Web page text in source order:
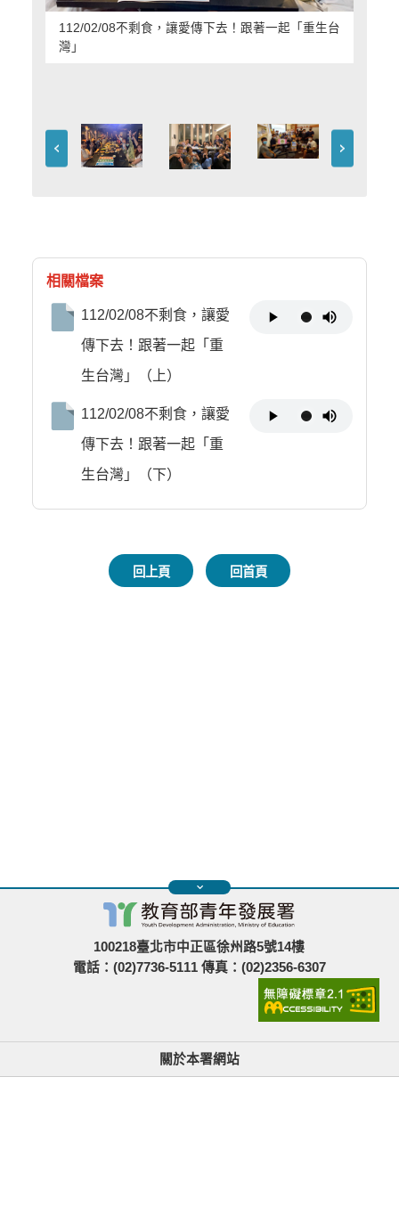
112/02/08不剩食，讓愛傳下去！跟著一起「重生台
灣」
相關檔案
112/02/08不剩食，讓愛
傳下去！跟著一起「重
生台灣」（上）
112/02/08不剩食，讓愛
傳下去！跟著一起「重
生台灣」（下）
回上頁 回首頁
100218臺北市中正區徐州路5號14樓
電話：(02)7736-5111 傳真：(02)2356-6307
關於本署網站